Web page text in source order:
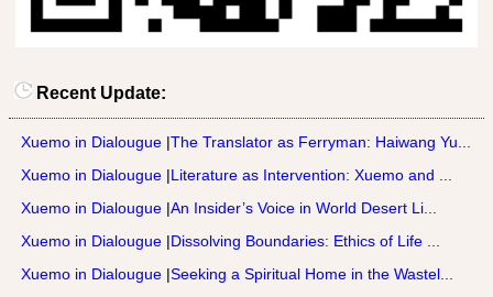
Recent Update:
Xuemo in Dialougue |The Translator as Ferryman: Haiwang Yu...
Xuemo in Dialougue |Literature as Intervention: Xuemo and ...
Xuemo in Dialougue |An Insider’s Voice in World Desert Li...
Xuemo in Dialougue |Dissolving Boundaries: Ethics of Life ...
Xuemo in Dialougue |Seeking a Spiritual Home in the Wastel...